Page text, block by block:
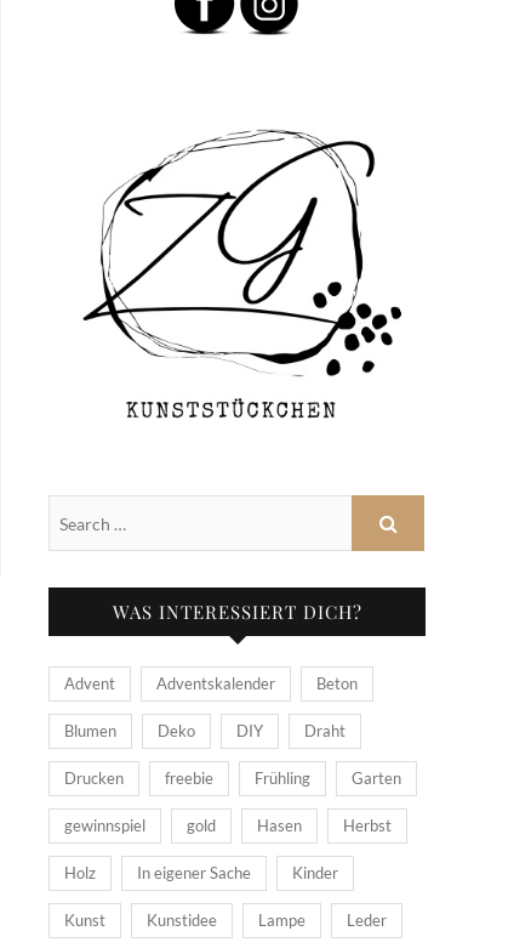
WAS INTERESSIERT DICH?
Advent Adventskalender Beton
Blumen Deko DIY Draht
Drucken freebie Frühling Garten
gewinnspiel gold Hasen Herbst
Holz In eigener Sache Kinder
Kunst Kunstidee Lampe Leder